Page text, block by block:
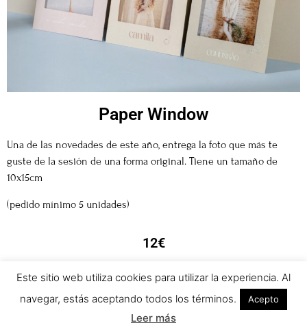
Paper Window
Una de las novedades de este año, entrega la foto que más te
guste de la sesión de una forma original. Tiene un tamaño de
10x15cm
(pedido mínimo 5 unidades)
12€
Este sitio web utiliza cookies para utilizar la experiencia. Al
navegar, estás aceptando todos los términos.
Acepto
Leer más